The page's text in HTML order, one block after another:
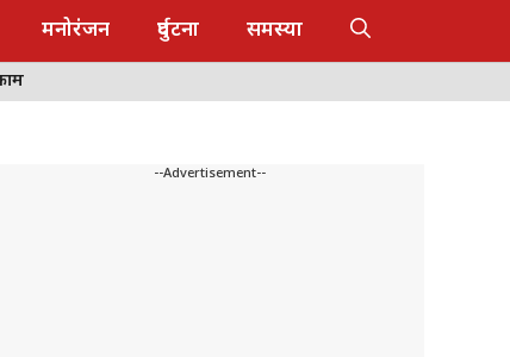
मनोरंजन दुर्घटना समस्या
--Advertisement--